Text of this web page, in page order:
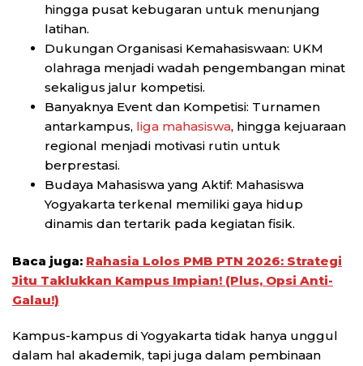
hingga pusat kebugaran untuk menunjang
latihan.
Dukungan Organisasi Kemahasiswaan: UKM
olahraga menjadi wadah pengembangan minat
sekaligus jalur kompetisi.
Banyaknya Event dan Kompetisi: Turnamen
antarkampus, liga mahasiswa, hingga kejuaraan
regional menjadi motivasi rutin untuk
berprestasi.
Budaya Mahasiswa yang Aktif: Mahasiswa
Yogyakarta terkenal memiliki gaya hidup
dinamis dan tertarik pada kegiatan fisik.
Baca juga: Rahasia Lolos PMB PTN 2026: Strategi
Jitu Taklukkan Kampus Impian! (Plus, Opsi Anti-
Galau!)
Kampus-kampus di Yogyakarta tidak hanya unggul
dalam hal akademik, tapi juga dalam pembinaan